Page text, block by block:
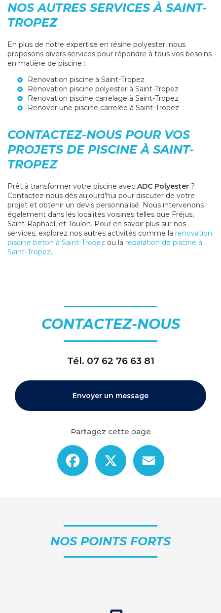
NOS AUTRES SERVICES À SAINT-
TROPEZ
En plus de notre expertise en résine polyester, nous
proposons divers services pour répondre à tous vos besoins
en matière de piscine :
Renovation piscine à Saint-Tropez
Renovation piscine polyester à Saint-Tropez
Renovation piscine carrelage à Saint-Tropez
Renover une piscine carrelée à Saint-Tropez
CONTACTEZ-NOUS POUR VOS
PROJETS DE PISCINE À SAINT-
TROPEZ
Prêt à transformer votre piscine avec ADC Polyester ?
Contactez-nous dès aujourd'hui pour discuter de votre
projet et obtenir un devis personnalisé. Nous intervenons
également dans les localités voisines telles que Fréjus,
Saint-Raphaël, et Toulon. Pour en savoir plus sur nos
services, explorez nos autres activités comme la renovation
piscine beton à Saint-Tropez ou la reparation de piscine à
Saint-Tropez.
CONTACTEZ-NOUS
Tél. 07 62 76 63 81
Envoyer un message
Partagez cette page
Facebook
NOS POINTS FORTS